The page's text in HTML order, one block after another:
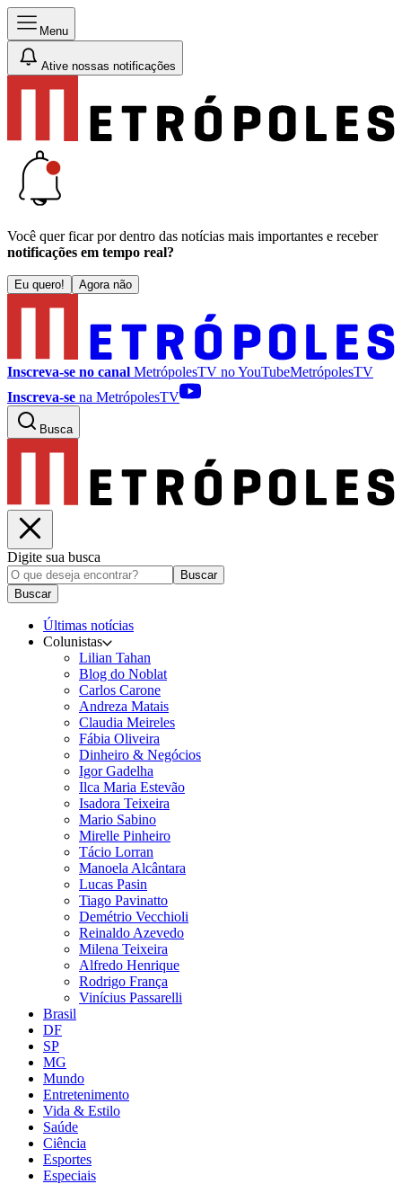
Menu
Ative nossas notificações
Você quer ficar por dentro das notícias mais importantes e receber
notificações em tempo real?
Eu quero! Agora não
Inscreva-se no canal MetrópolesTV noYouTubeMetrópolesTV
Inscreva-se na MetrópolesTV
Busca
Digite sua busca
Buscar
Buscar
Últimas notícias
Colunistas
Lilian Tahan
Blog do Noblat
Carlos Carone
Andreza Matais
Claudia Meireles
Fábia Oliveira
Dinheiro & Negócios
Igor Gadelha
Ilca Maria Estevão
Isadora Teixeira
Mario Sabino
Mirelle Pinheiro
Tácio Lorran
Manoela Alcântara
Lucas Pasin
Tiago Pavinatto
Demétrio Vecchioli
Reinaldo Azevedo
Milena Teixeira
Alfredo Henrique
Rodrigo França
Vinícius Passarelli
Brasil
DF
SP
MG
Mundo
Entretenimento
Vida & Estilo
Saúde
Ciência
Esportes
Especiais